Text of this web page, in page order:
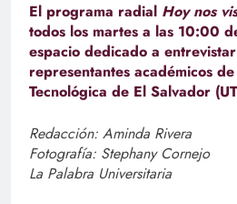
El programa radial Hoy nos
todos los martes a las 10:00
espacio dedicado a
representantes académicos
Tecnológica de El Salvador
Redacción: Aminda Rivera
Fotografía: Stephany Cornejo
La Palabra Universitaria